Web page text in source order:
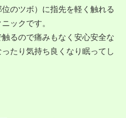
のツボ）に指先を軽く触れる
ックです。
るので痛みもなく安心安全な
たり気持ち良くなり眠ってし